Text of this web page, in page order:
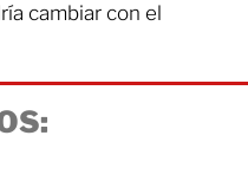
cambiar con el